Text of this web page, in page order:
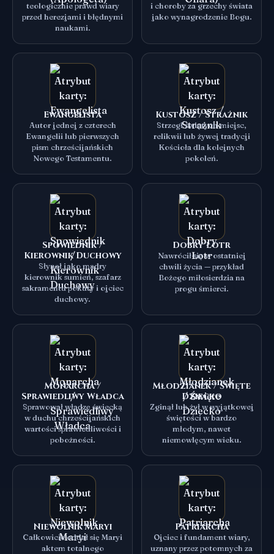
teologicznie prawd wiary
przed herezjami i błędnymi
naukami.
i choroby za grzechy świata
jako wynagrodzenie Bogu.
Ewangelista
Autor jednej z czterech
Ewangelii lub pierwszych
pism chrześcijańskich
Nowego Testamentu.
Kustosz / Strażnik
Strzegł świętych miejsc,
relikwii lub żywej tradycji
Kościoła dla kolejnych
pokoleń.
Spowiednik /
Kierownik Duchowy
Słynął jako mądry
kierownik sumień, szafarz
sakramentu pokuty i ojciec
duchowy.
Dobry Łotr
Nawrócił się w ostatniej
chwili życia — przykład
Bożego miłosierdzia na
progu śmierci.
Monarcha /
Sprawiedliwy Władca
Sprawował władzę świecką
w duchu chrześcijańskich
wartości sprawiedliwości i
pobożności.
Młodzianek / Święte
Dziecko
Zginął lub żył w wyjątkowej
świętości w bardzo
młodym, nawet
niemowlęcym wieku.
Niewolnik Maryi
Całkowicie oddał się Maryi
aktem totalnego
Patriarcha
Ojciec i fundament wiary,
uznany przez potomnych za